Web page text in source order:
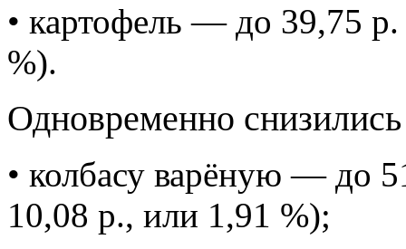
• картофель — до 39,75
%).
Одновременно
• колбасу варёную — до
10,08 р., или 1,91 %);